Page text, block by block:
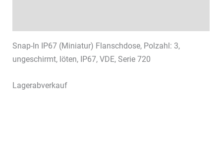
Snap-In IP67 (Miniatur) Flanschdose, Polzahl: 3,
ungeschirmt, löten, IP67, VDE, Serie 720
Lagerabverkauf